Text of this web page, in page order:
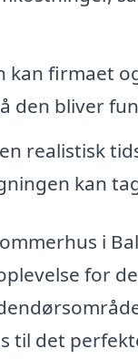
kan firmaet
den bliver
realistisk
kan
i
for
til det